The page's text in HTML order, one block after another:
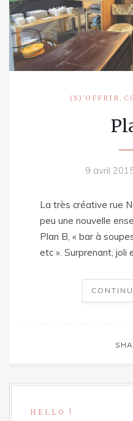
(S)'OFFRIR
9 avril
La très créative rue
peu une nouvelle
Plan B, « bar à
etc ». Surprenant, joli
HELLO !